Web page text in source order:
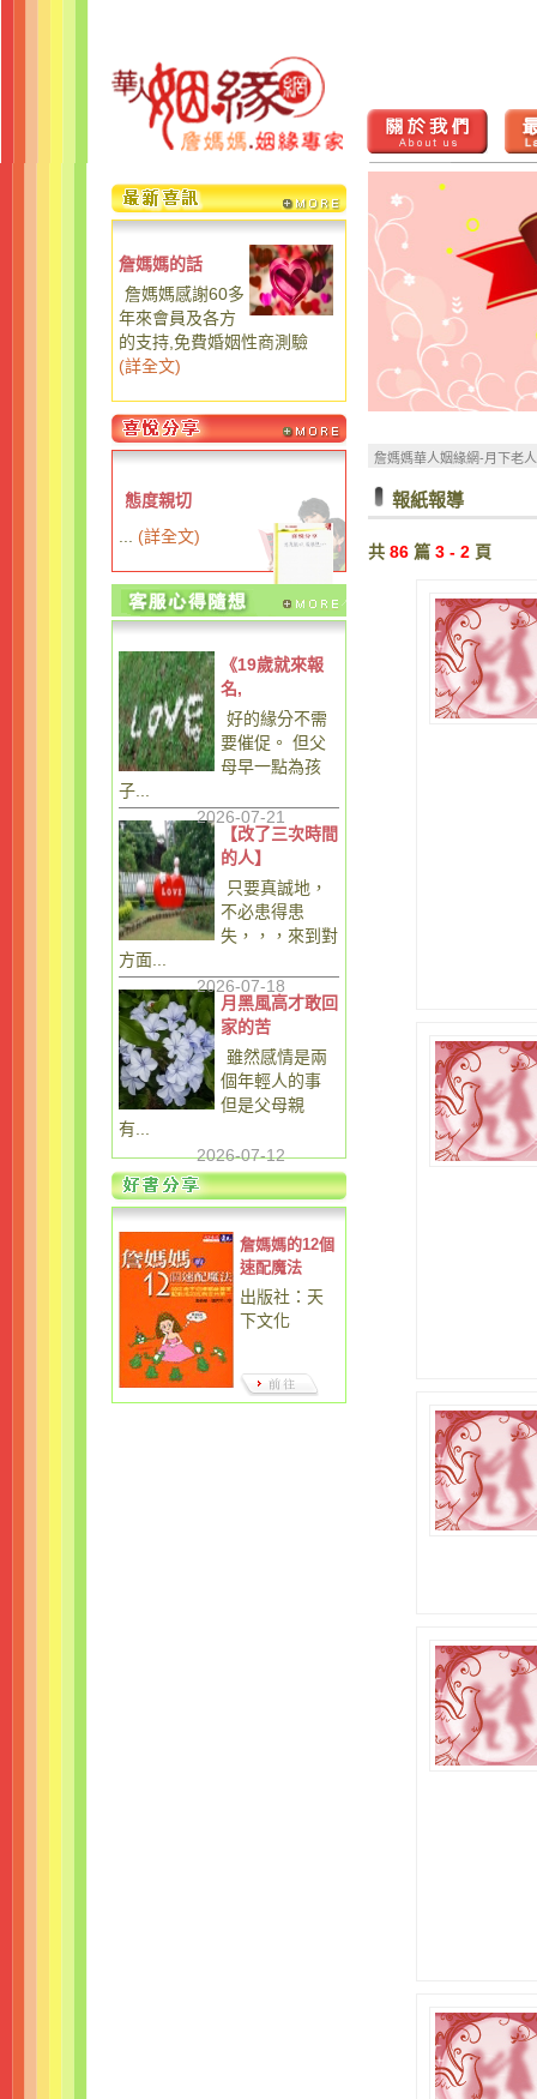
詹媽媽的話
詹媽媽感謝60多
年來會員及各方
的支持,免費婚姻性商測驗
(詳全文)
態度親切
(詳全文)
《19歲就來報
名,
好的緣分不需
要催促。 但父
母早一點為孩
子...
2026-07-21
【改了三次時間
的人】
只要真誠地，
不必患得患
失，，，來到對
方面...
2026-07-18
月黑風高才敢回
家的苦
雖然感情是兩
個年輕人的事
但是父母親
有...
2026-07-12
詹媽媽的12個
速配魔法
出版社：天
下文化
詹媽媽華人姻緣網-月下老
報紙報導
共 86 篇 3 - 2 頁